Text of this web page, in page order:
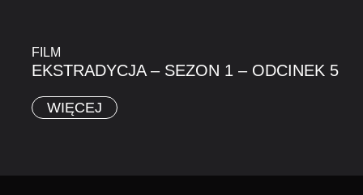
FILM
EKSTRADYCJA – SEZON 1 – ODCINEK 5
WIĘCEJ